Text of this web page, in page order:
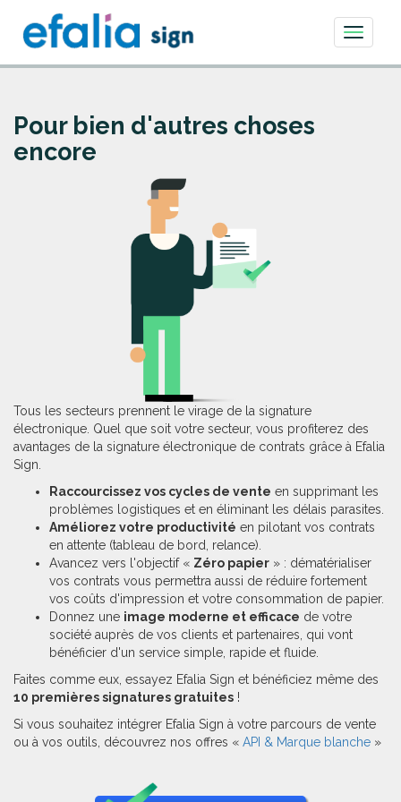
Toggle
Pour bien d'autres choses
encore
Tous les secteurs prennent le virage de la signature
électronique. Quel que soit votre secteur, vous profiterez des
avantages de la signature électronique de contrats grâce à Efalia
Sign.
Raccourcissez vos cycles de vente en supprimant les
problèmes logistiques et en éliminant les délais parasites.
Améliorez votre productivité en pilotant vos contrats
en attente (tableau de bord, relance).
Avancez vers l'objectif « Zéro papier » : dématérialiser
vos contrats vous permettra aussi de réduire fortement
vos coûts d'impression et votre consommation de papier.
Donnez une image moderne et efficace de votre
société auprès de vos clients et partenaires, qui vont
bénéficier d'un service simple, rapide et fluide.
Faites comme eux, essayez Efalia Sign et bénéficiez même des
10 premières signatures gratuites !
Si vous souhaitez intégrer Efalia Sign à votre parcours de vente
ou à vos outils, découvrez nos offres « API & Marque blanche »